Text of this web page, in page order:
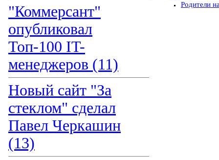
"Коммерсант"
опубликовал
Топ-100 IT-
менеджеров (11)
Новый сайт "За
стеклом" сделал
Павел Черкашин
(13)
Родители